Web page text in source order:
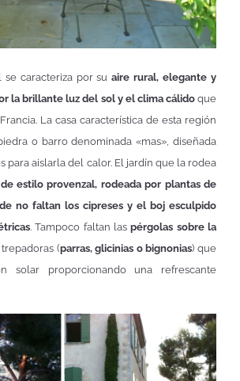
se caracteriza por suaire rural, elegante y
la brillante luz del sol y el clima cálido que
La casa característica de esta región
o barro denominada «mas», diseñada
para aislarla del calor. El jardín que la rodea
estilo provenzal, rodeada por plantas de
no faltan los cipreses y el boj esculpido
. Tampoco faltan laspérgolas sobre la
(parras, glicinias o bignonias) que
solar proporcionando una refrescante